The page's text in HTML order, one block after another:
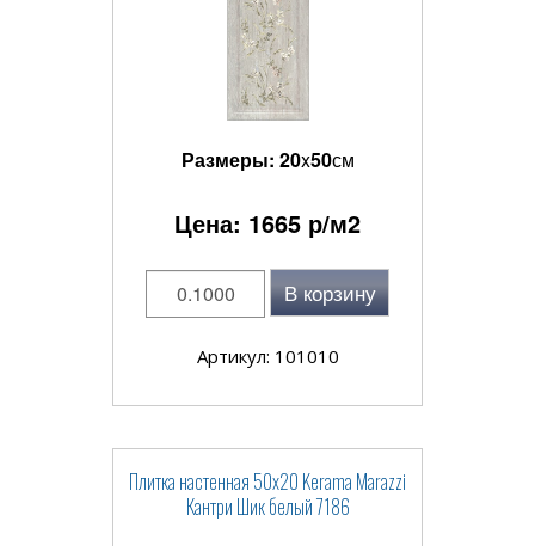
Размеры: 20x50см
Цена: 1665 р/м2
В корзину
Артикул: 101010
Плитка настенная 50x20 Kerama Marazzi
Кантри Шик белый 7186